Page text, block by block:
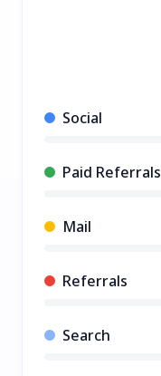
Social
Paid Referrals
Mail
Referrals
Search